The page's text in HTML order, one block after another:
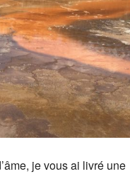
je vous ai livré une